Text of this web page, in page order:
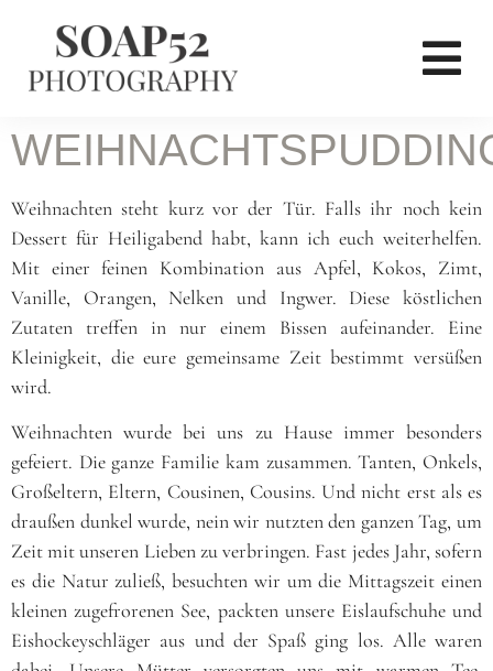
Weihnachten steht kurz vor der Tür. Falls ihr noch kein
Dessert für Heiligabend habt, kann ich euch weiterhelfen.
Mit einer feinen Kombination aus Apfel, Kokos, Zimt,
Vanille, Orangen, Nelken und Ingwer. Diese köstlichen
Zutaten treffen in nur einem Bissen aufeinander. Eine
Kleinigkeit, die eure gemeinsame Zeit bestimmt versüßen
wird.
Weihnachten wurde bei uns zu Hause immer besonders
gefeiert. Die ganze Familie kam zusammen. Tanten, Onkels,
Großeltern, Eltern, Cousinen, Cousins. Und nicht erst als es
draußen dunkel wurde, nein wir nutzten den ganzen Tag, um
Zeit mit unseren Lieben zu verbringen. Fast jedes Jahr, sofern
es die Natur zuließ, besuchten wir um die Mittagszeit einen
kleinen zugefrorenen See, packten unsere Eislaufschuhe und
Eishockeyschläger aus und der Spaß ging los. Alle waren